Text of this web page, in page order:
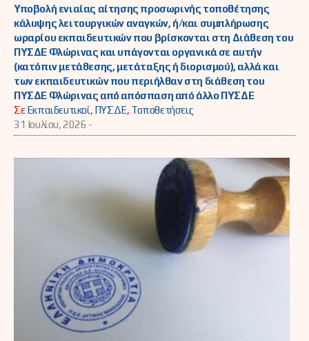
Υποβολή ενιαίας αίτησης προσωρινής τοποθέτησης
κάλυψης λειτουργικών αναγκών, ή/και συμπλήρωσης
ωραρίου εκπαιδευτικών που βρίσκονται στη Διάθεση του
ΠΥΣΔΕ Φλώρινας και υπάγονται οργανικά σε αυτήν
(κατόπιν μετάθεσης, μετάταξης ή διορισμού), αλλά και
των εκπαιδευτικών που περιήλθαν στη διάθεση του
ΠΥΣΔΕ Φλώρινας από απόσπαση από άλλο ΠΥΣΔΕ
ΣεΕκπαιδευτικοί, ΠΥΣΔΕ, Τοποθετήσεις
31 Ιουλίου, 2026 -